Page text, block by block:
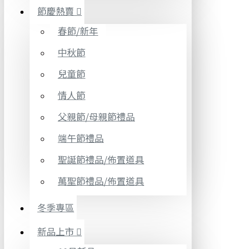
節慶熱賣
春節/新年
中秋節
兒童節
情人節
父親節/母親節禮品
端午節禮品
聖誕節禮品/佈置道具
萬聖節禮品/佈置道具
冬季專區
新品上市